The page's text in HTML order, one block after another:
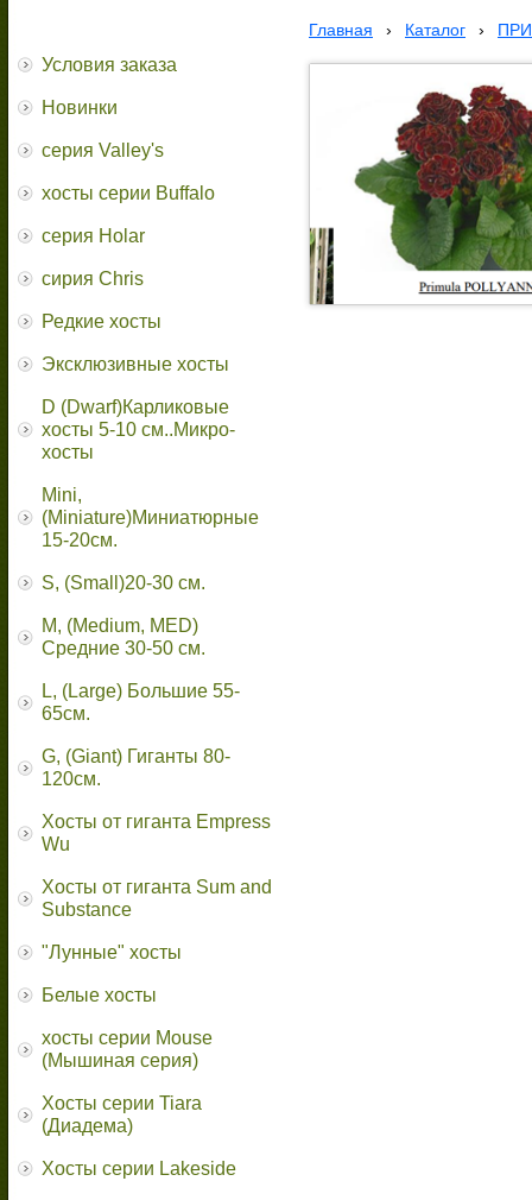
Условия заказа
Новинки
серия Valley's
хосты серии Buffalo
серия Holar
сирия Chris
Редкие хосты
Эксклюзивные хосты
D (Dwarf)Карликовые
хосты 5-10 см..Микро-
хосты
Mini,
(Miniature)Миниатюрные
15-20см.
S, (Small)20-30 см.
M, (Medium, MED)
Средние 30-50 см.
L, (Large) Большие 55-
65cм.
G, (Giant) Гиганты 80-
120см.
Хосты от гиганта Empress
Wu
Хосты от гиганта Sum and
Substance
"Лунные" хосты
Белые хосты
хосты серии Mouse
(Мышиная серия)
Хосты серии Tiara
(Диадема)
Хосты серии Lakeside
Главная › Каталог ›